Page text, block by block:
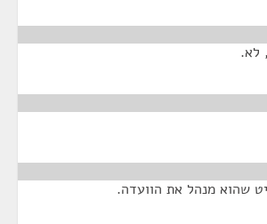
לא.
שהוא מנהל את הוועדה.